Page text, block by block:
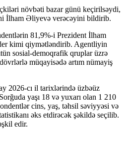
növbəti bazar günü keçirilsəydi,
İlham Əliyevə verəcəyini bildirib.
81,9%-i Prezident İlham
kimi qiymətləndirib. Agentliyin
sosial-demoqrafik qruplar üzrə
müqayisədə artım nümayiş
2026-cı il tarixlərində üzbəüz
yaşı 18 və yuxarı olan 1 210
cins, yaş, təhsil səviyyəsi və
əks etdirəcək şəkildə seçilib.
edir.